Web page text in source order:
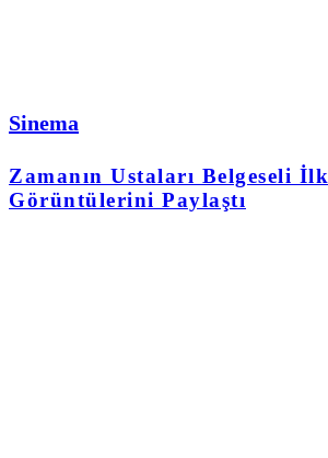
Sinema
Zamanın Ustaları Belgeseli İlk
Görüntülerini Paylaştı